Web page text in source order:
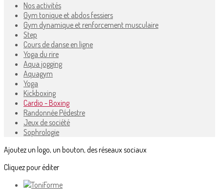
Nos activités
Gym tonique et abdos fessiers
Gym dynamique et renforcement musculaire
Step
Cours de danse en ligne
Yoga du rire
Aqua jogging
Aquagym
Yoga
Kickboxing
Cardio - Boxing
Randonnée Pédestre
Jeux de société
Sophrologie
Ajoutez un logo, un bouton, des réseaux sociaux
Cliquez pour éditer